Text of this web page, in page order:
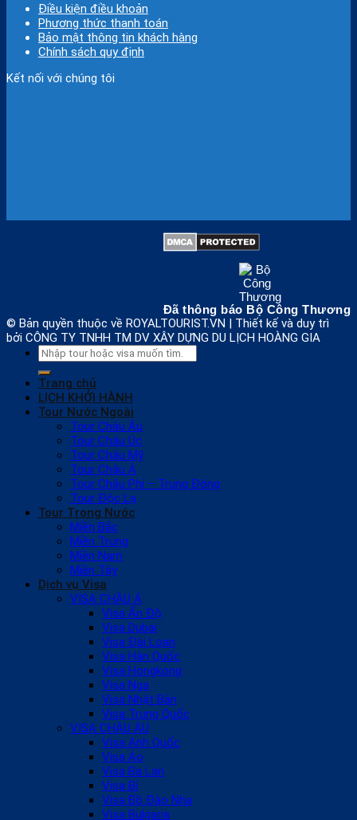
Điều kiện điều khoản
Phương thức thanh toán
Bảo mật thông tin khách hàng
Chính sách quy định
Kết nối với chúng tôi
Đã thông báo Bộ Công Thương
© Bản quyền thuộc về ROYALTOURIST.VN | Thiết kế và duy trì
bởi CÔNG TY TNHH TM DV XÂY DỰNG DU LỊCH HOÀNG GIA
Search
for:
Trang chủ
LỊCH KHỞI HÀNH
Tour Nước Ngoài
Tour Châu Âu
Tour Châu Úc
Tour Châu Mỹ
Tour Châu Á
Tour Châu Phi – Trung Đông
Tour Độc Lạ
Tour Trong Nước
Miền Bắc
Miền Trung
Miền Nam
Miền Tây
Dịch vụ Visa
VISA CHÂU Á
Visa Ấn Độ
Visa Dubai
Visa Đài Loan
Visa Hàn Quốc
Visa Hongkong
Visa Nga
Visa Nhật Bản
Visa Trung Quốc
VISA CHÂU ÂU
Visa Anh Quốc
Visa Áo
Visa Ba Lan
Visa Bỉ
Visa Bồ Đào Nha
Visa Bulgaria